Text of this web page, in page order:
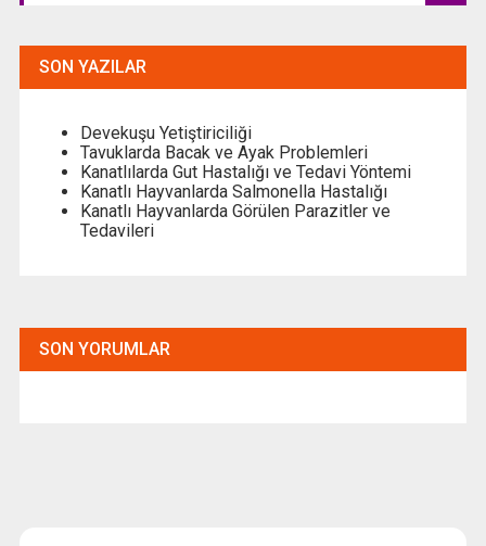
SON YAZILAR
Devekuşu Yetiştiriciliği
Tavuklarda Bacak ve Ayak Problemleri
Kanatlılarda Gut Hastalığı ve Tedavi Yöntemi
Kanatlı Hayvanlarda Salmonella Hastalığı
Kanatlı Hayvanlarda Görülen Parazitler ve
Tedavileri
SON YORUMLAR